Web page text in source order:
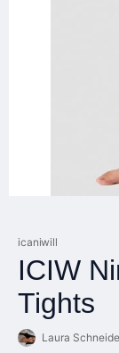
icaniwill
ICIW
Tights
Laura